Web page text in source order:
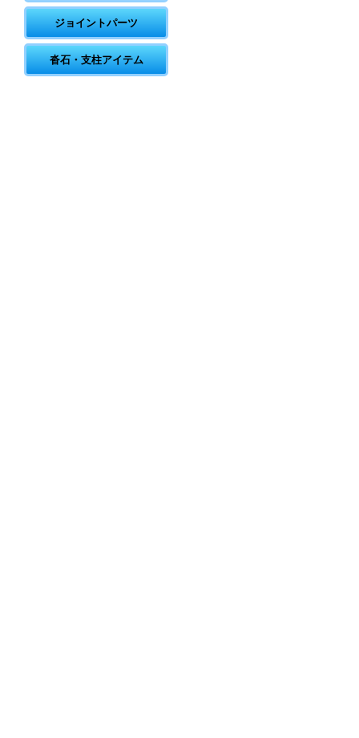
ジョイントパーツ
沓石・支柱アイテム